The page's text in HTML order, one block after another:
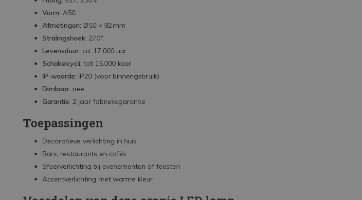
Vorm: A50
Afmetingen: Ø50 × 92 mm
Stralingshoek: 270°
Levensduur: ca. 17.000 uur
Schakelcycli: tot 15.000 keer
IP-waarde: IP20 (voor binnengebruik)
Dimbaar: nee
Garantie: 2 jaar fabrieksgarantie
Toepassingen
Decoratieve verlichting in huis
Bars, restaurants en cafés
Sfeerverlichting bij evenementen of feesten
Accentverlichting met warme kleur